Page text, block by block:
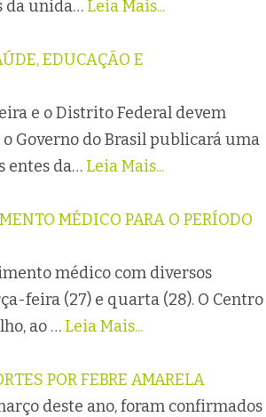
da unida… Leia Mais...
EDUCAÇÃO E
e o Distrito Federal devem
Governo do Brasil publicará uma
entes da… Leia Mais...
MÉDICO PARA O PERÍODO
médico com diversos
feira (27) e quarta (28). O Centro
ao … Leia Mais...
POR FEBRE AMARELA
deste ano, foram confirmados